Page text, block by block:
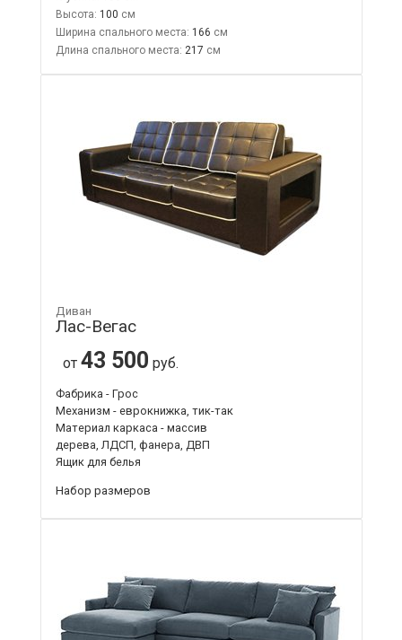
Высота: 100
Ширина спального места: 166
Длина спального места: 217
Диван
Лас-Вегас
от 43 500 руб.
Фабрика - Грос
Механизм - еврокнижка, тик-так
Материал каркаса - массив
дерева, ЛДСП, фанера, ДВП
Ящик для белья
Набор размеров